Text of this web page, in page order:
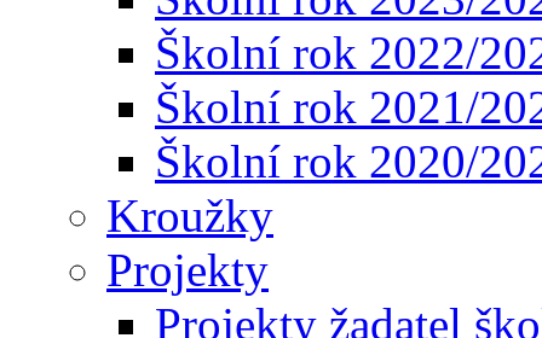
Školní rok 2022/
Školní rok 2021/
Školní rok 2020/
Kroužky
Projekty
Projekty žadatel